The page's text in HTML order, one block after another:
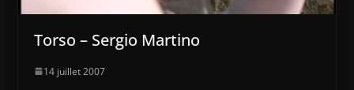
Torso – Sergio Martino
14 juillet 2007